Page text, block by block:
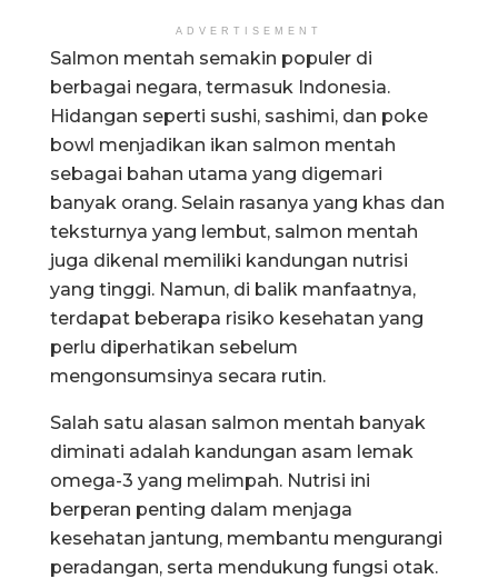
ADVERTISEMENT
Salmon mentah semakin populer di
berbagai negara, termasuk Indonesia.
Hidangan seperti sushi, sashimi, dan poke
bowl menjadikan ikan salmon mentah
sebagai bahan utama yang digemari
banyak orang. Selain rasanya yang khas dan
teksturnya yang lembut, salmon mentah
juga dikenal memiliki kandungan nutrisi
yang tinggi. Namun, di balik manfaatnya,
terdapat beberapa risiko kesehatan yang
perlu diperhatikan sebelum
mengonsumsinya secara rutin.
Salah satu alasan salmon mentah banyak
diminati adalah kandungan asam lemak
omega-3 yang melimpah. Nutrisi ini
berperan penting dalam menjaga
kesehatan jantung, membantu mengurangi
peradangan, serta mendukung fungsi otak.